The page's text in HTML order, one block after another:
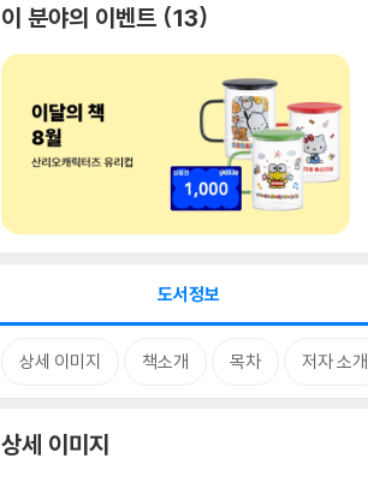
이 분야의 이벤트 13
도서정보
상세 이미지 책소개 목차 저자 소개
상세 이미지